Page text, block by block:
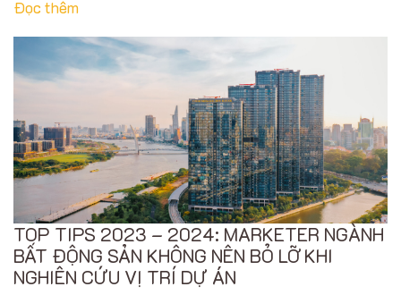
Đọc thêm
TOP TIPS 2023 – 2024: MARKETER NGÀNH
BẤT ĐỘNG SẢN KHÔNG NÊN BỎ LỠ KHI
NGHIÊN CỨU VỊ TRÍ DỰ ÁN